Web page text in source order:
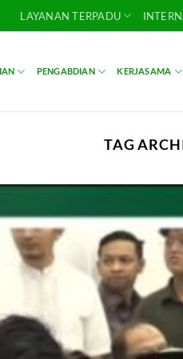
LAYANAN TERPADU
PENGABDIAN KERJASAMA
TAG